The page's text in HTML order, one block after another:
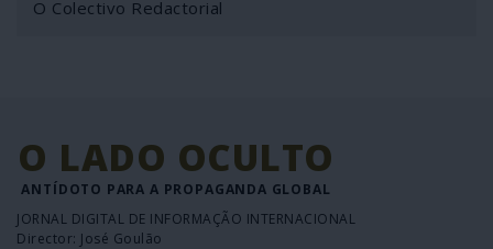
O Colectivo Redactorial
O LADO OCULTO
ANTÍDOTO PARA A PROPAGANDA GLOBAL
JORNAL DIGITAL DE INFORMAÇÃO INTERNACIONAL
Director: José Goulão